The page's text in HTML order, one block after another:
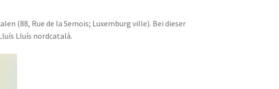
(88, Rue de la Semois; Luxemburg ville). Bei dieser
Lluís nordcatalà.